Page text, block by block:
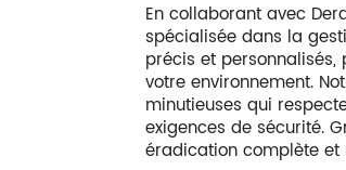
En collaborant avec
spécialisée dans la
précis et
votre environnement.
minutieuses qui
exigences de sécurité.
éradication complète et